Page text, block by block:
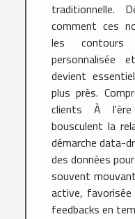
traditionnelle.
comment ces
les contours
personnalisée
devient
plus près.
clients À l'ère
bousculent la
démarche data-
des données
souvent
active,
feedbacks en